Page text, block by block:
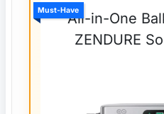
All-in-One
ZENDURE
Must-Have